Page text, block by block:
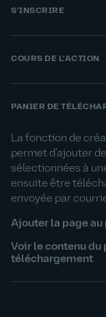
S'INSCRIRE
COURS DE L'ACTION
PANIER DE
La fonction de
permet d’ajouter
sélectionnées à
ensuite être
envoyée par
Ajouter la page au
Voir le contenu du
téléchargement